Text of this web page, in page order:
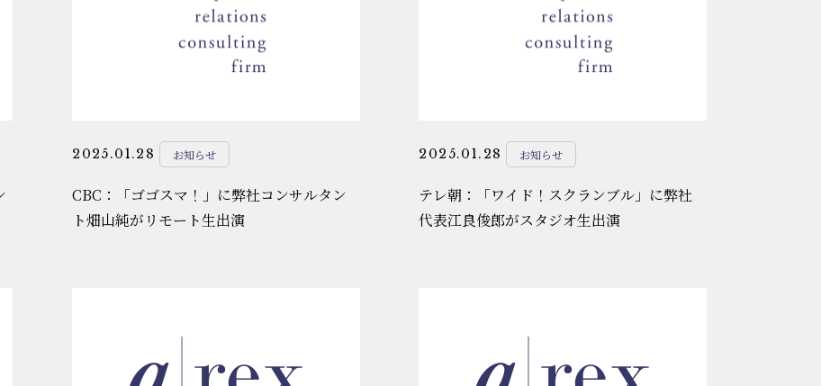
2025.01.28 お知らせ
CBC：「ゴゴスマ！」に弊社コンサルタン
ト畑山純がリモート生出演
2025.01.28 お知らせ
テレ朝：「ワイド！スクランブル」に弊社
代表江良俊郎がスタジオ生出演